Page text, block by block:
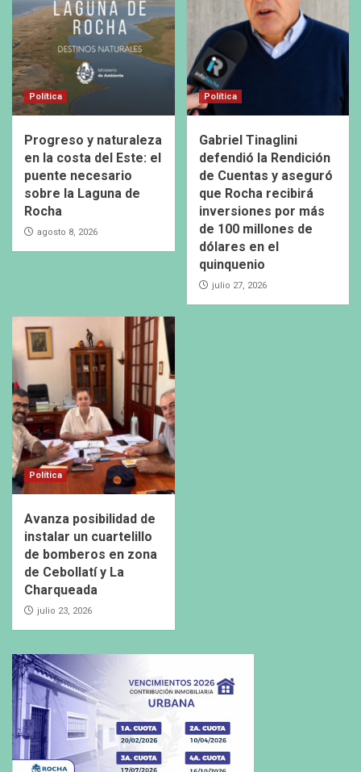
Política
Progreso y naturaleza
en la costa del Este: el
puente necesario
sobre la Laguna de
Rocha
agosto 8, 2026
Política
Gabriel Tinaglini
defendió la Rendición
de Cuentas y aseguró
que Rocha recibirá
inversiones por más
de 100 millones de
dólares en el
quinquenio
julio 27, 2026
Política
Avanza posibilidad de
instalar un cuartelillo
de bomberos en zona
de Cebollatí y La
Charqueada
julio 23, 2026